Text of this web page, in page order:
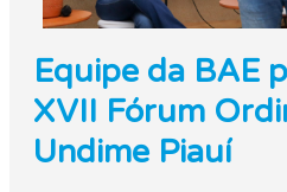
Equipe da BAE
XVII Fórum
Undime Piauí